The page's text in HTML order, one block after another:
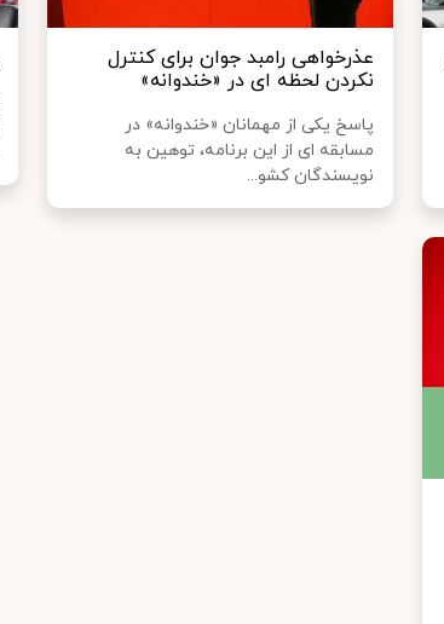
عذرخواهی رامبد جوان برای کنترل
نکردن لحظه ای در «خندوانه»
پاسخ یکی از مهمانان «خندوانه» در
مسابقه ای از این برنامه، توهین به
نویسندگان کشو...